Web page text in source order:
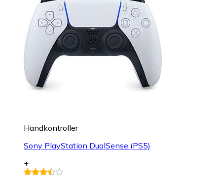
Handkontroller
Sony PlayStation DualSense (PS5)
+